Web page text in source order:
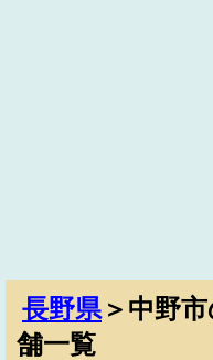
長野県＞中野
舗一覧